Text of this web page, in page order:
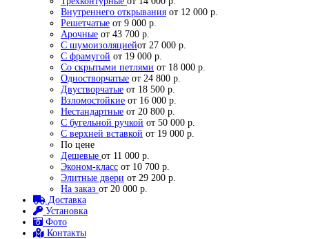
Внутреннего открывания от 12 000 р.
Решетчатые от 9 000 р.
Арочные от 43 700 р.
С шумоизоляциейот 27 000 р.
С фрамугой от 19 000 р.
Со скрытыми петлями от 18 000 р.
Одностворчатые от 24 800 р.
Двустворчатые от 18 500 р.
Взломостойкие от 16 000 р.
Нестандартные от 20 800 р.
С бугельной ручкой от 50 000 р.
С верхней вставкой от 19 000 р.
По цене
Дешевые от 11 000 р.
Эконом-класс от 10 700 р.
Элитные двери от 29 200 р.
На заказ от 20 000 р.
Доставка
Установка
Фото
Контакты